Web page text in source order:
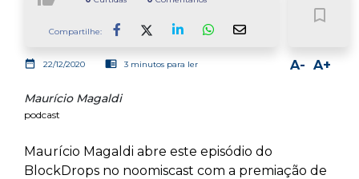
Compartilhe:
bookmark_border
date_range 22/12/2020 chrome_reader_mode 3 minutos para ler A+
A-
Maurício Magaldi
podcast
Maurício Magaldi abre este episódio do
BlockDrops no noomiscast com a premiação de